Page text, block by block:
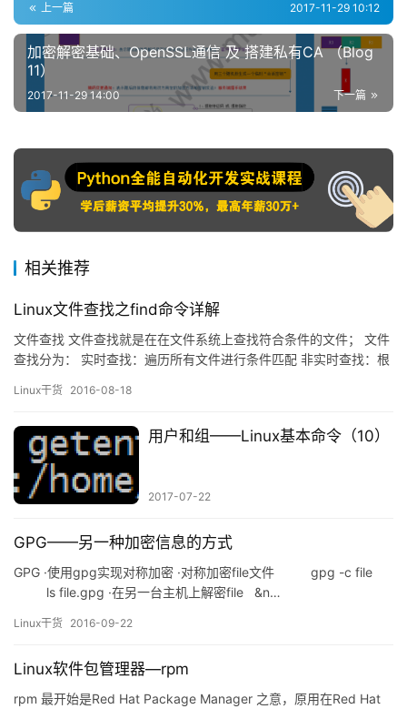
上一篇 2017-11-29 10:12
加密解密基础、OpenSSL通信 及 搭建私有CA （Blog
11）
下一篇
2017-11-29 14:00
相关推荐
Linux文件查找之find命令详解
文件查找 文件查找就是在在文件系统上查找符合条件的文件； 文件
查找分为： 实时查找：遍历所有文件进行条件匹配 非实时查找：根
/var/lib/mlocate/mlocate.db 2、locate属于非实时查找，依赖于事
务)；管理员手…
Linux干货 2016-08-18
用户和组——Linux基本命令（10）
2017-07-22
GPG——另一种加密信息的方式
GPG ·使用gpg实现对称加密 ·对称加密file文件 gpg -c file
ls file.gpg ·在另一台主机上解密file &n…
Linux干货 2016-09-22
Linux软件包管理器—rpm
rpm 最开始是Red Hat Package Manager 之意，原用在Red Hat